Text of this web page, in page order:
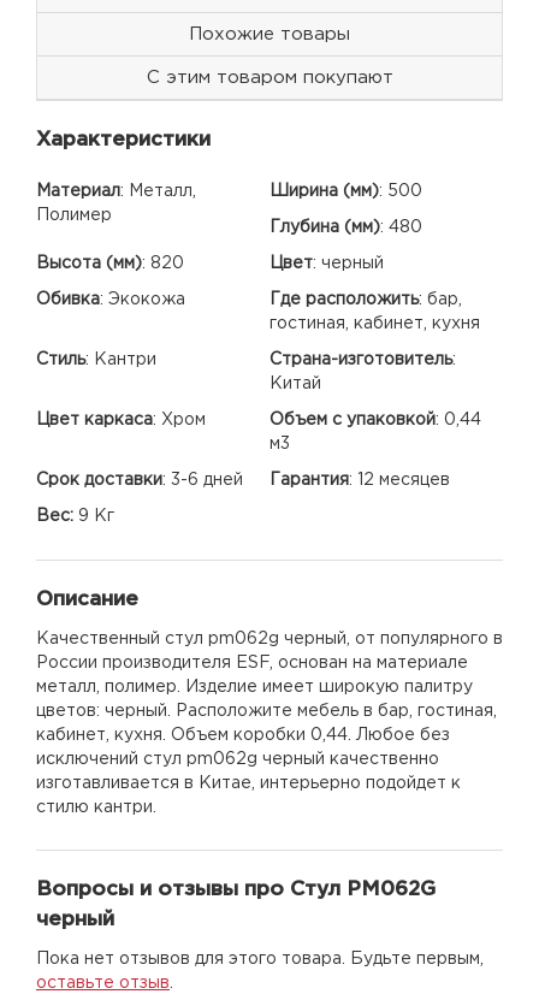
Похожие товары
С этим товаром покупают
Характеристики
Материал:
Металл,
Полимер
Ширина (мм): 500
Глубина (мм): 480
Высота (мм): 820 Цвет: черный
Обивка: Экокожа Где расположить: бар,
гостиная, кабинет, кухня
Стиль: Кантри Страна-изготовитель:
Китай
Цвет каркаса: Хром Объем с упаковкой: 0,44
м3
Срок доставки: 3-6 дней Гарантия: 12 месяцев
Вес: 9 Кг
Описание
Качественный стул pm062g черный, от популярного в
России производителя ESF, основан на материале
металл, полимер. Изделие имеет широкую палитру
цветов: черный. Расположите мебель в бар, гостиная,
кабинет, кухня. Объем коробки 0,44. Любое без
исключений стул pm062g черный качественно
изготавливается в Китае, интерьерно подойдет к
стилю кантри.
Вопросы и отзывы про Стул PM062G
черный
Пока нет отзывов для этого товара. Будьте первым,
оставьте отзыв